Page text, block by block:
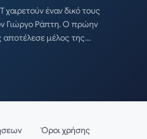
χαιρετούν έναν δικό τους
Γιώργο Ράπτη. Ο πρώην
μέλος της…
Όροι χρήσης